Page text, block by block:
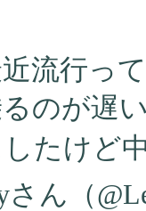
流行っ
のが遅
たけど
さん（